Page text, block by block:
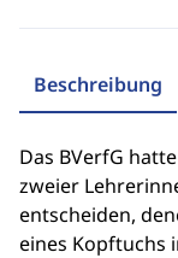
Beschreibung
Das BVerfG
zweier
entscheiden,
eines Kopftuchs